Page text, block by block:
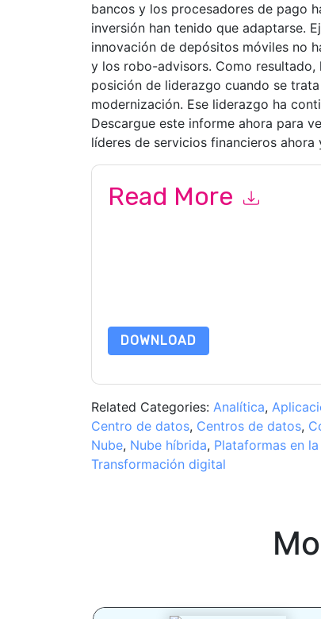
bancos y los procesadores de pago
inversión han tenido que adaptarse.
innovación de depósitos móviles no
y los robo-advisors. Como resultado,
posición de liderazgo cuando se
modernización. Ese liderazgo ha
Descargue este informe ahora para
líderes de servicios financieros
Read More
DOWNLOAD
Related Categories: Analítica,
Centro de datos, Centros de datos,
Nube, Nube híbrida, Plataformas en
Transformación digital